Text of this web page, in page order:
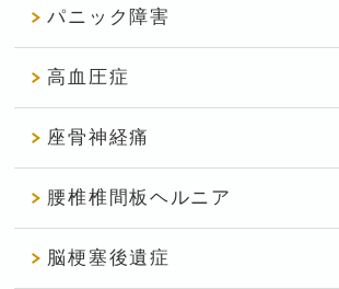
パニック障害
高血圧症
座骨神経痛
腰椎椎間板ヘルニア
脳梗塞後遺症